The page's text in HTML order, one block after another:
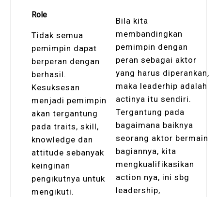
Role
Tidak semua
pemimpin dapat
berperan dengan
berhasil.
Kesuksesan
menjadi pemimpin
akan tergantung
pada traits, skill,
knowledge dan
attitude sebanyak
keinginan
pengikutnya untuk
mengikuti.
Bila kita
membandingkan
pemimpin dengan
peran sebagai aktor
yang harus diperankan,
maka leaderhip adalah
actinya itu sendiri.
Tergantung pada
bagaimana baiknya
seorang aktor bermain
bagiannya, kita
mengkualifikasikan
action nya, ini sbg
leadership,